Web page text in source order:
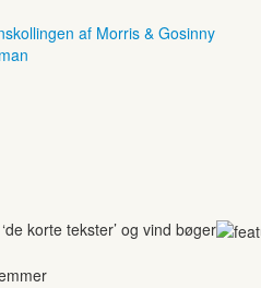
af Morris & Gosinny
korte tekster’ og vind bøger